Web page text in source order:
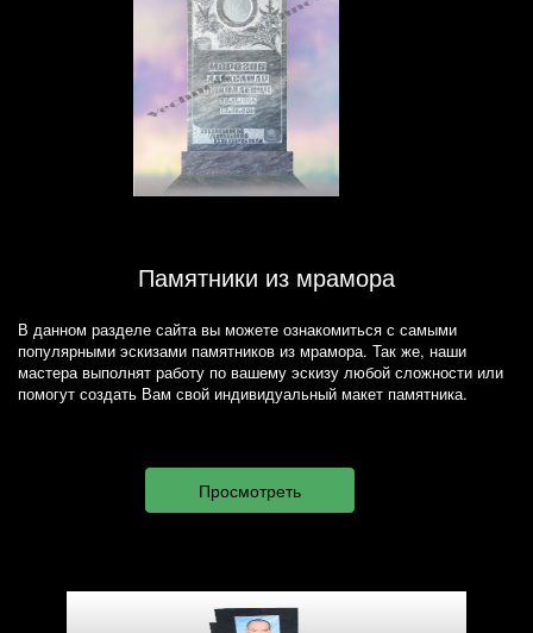
Памятники из мрамора
В данном разделе сайта вы можете ознакомиться с самыми
популярными эскизами памятников из мрамора. Так же, наши
мастера выполнят работу по вашему эскизу любой сложности или
помогут создать Вам свой индивидуальный макет памятника.